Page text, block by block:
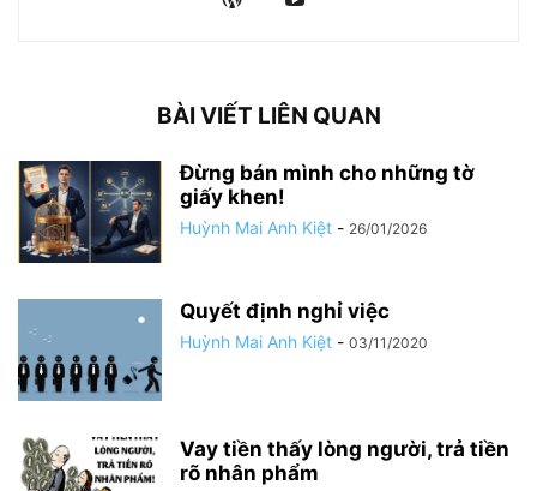
BÀI VIẾT LIÊN QUAN
Đừng bán mình cho những tờ
giấy khen!
Huỳnh Mai Anh Kiệt - 26/01/2026
Quyết định nghỉ việc
Huỳnh Mai Anh Kiệt - 03/11/2020
Vay tiền thấy lòng người, trả tiền
rõ nhân phẩm